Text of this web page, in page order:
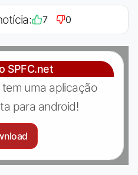
7 0
SPFC.net
tem uma aplicação
para android!